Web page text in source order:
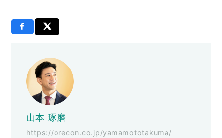
山本 琢磨
https://orecon.co.jp/yamamototakuma/